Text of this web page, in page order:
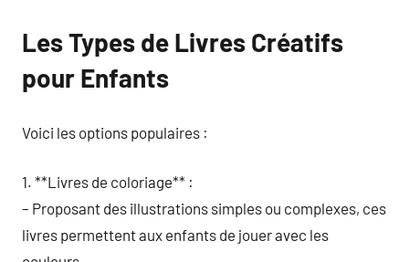
Les Types de Livres Créatifs
pour Enfants
Voici les options populaires :
1. **Livres de coloriage** :
– Proposant des illustrations simples ou complexes, ces
livres permettent aux enfants de jouer avec les